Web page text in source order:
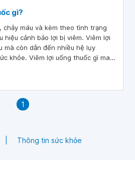
gì?
chảy máu và kèm theo tình trạng
hiệu cảnh bảo lợi bị viêm. Viêm lợi
mà còn dẫn đến nhiều hệ lụy
khỏe. Viêm lợi uống thuốc gì mau
1
Thông tin sức khỏe